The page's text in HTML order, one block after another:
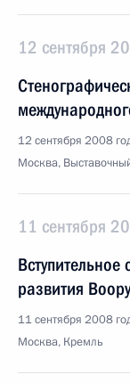
12 сентября
12 сентября 2008
Москва,
11 сентября
развития
11 сентября 2008
Москва, Кремль